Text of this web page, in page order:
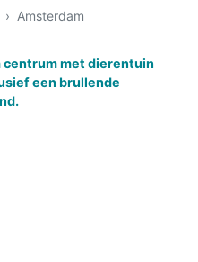
Amsterdam
centrum met dierentuin
een brullende